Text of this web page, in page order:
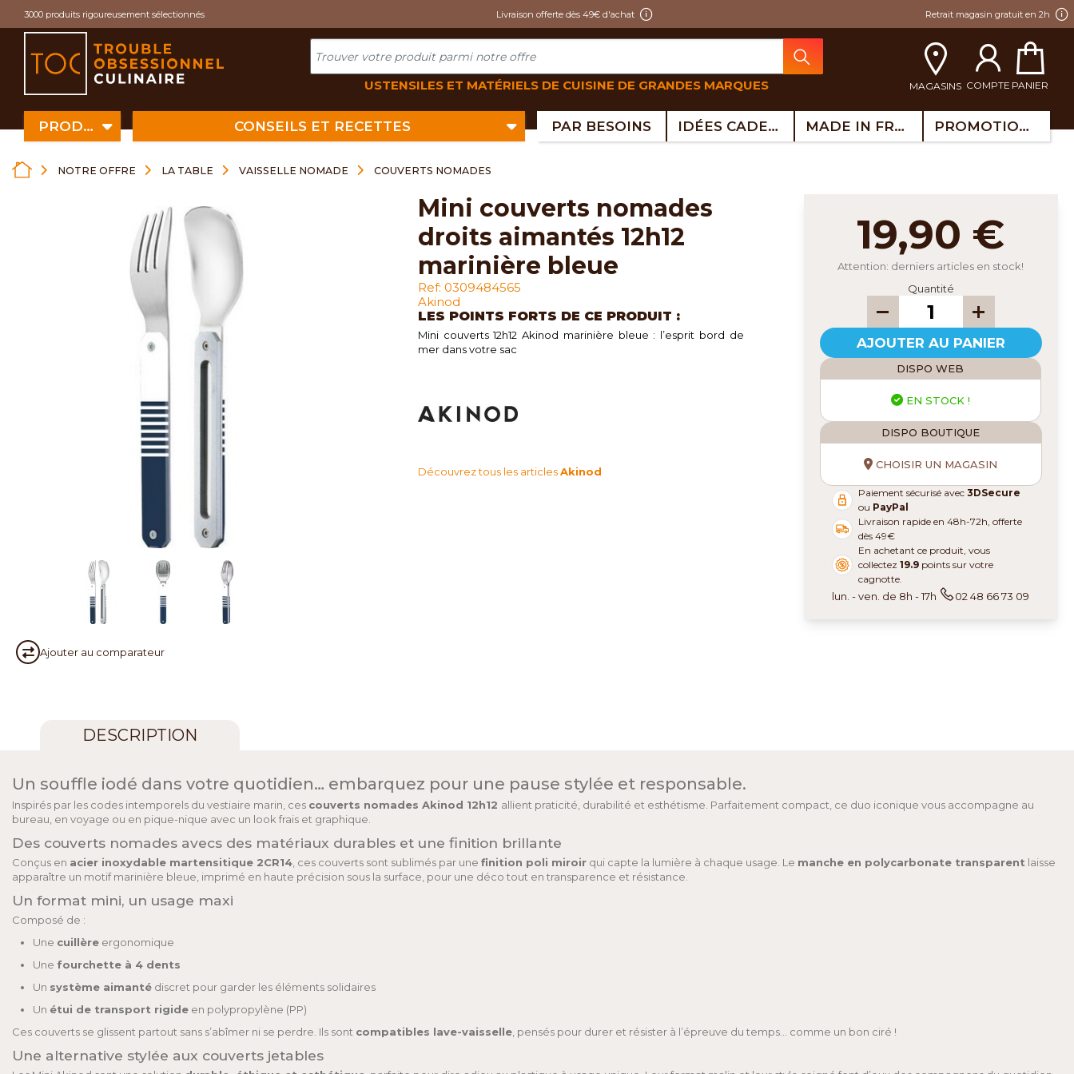
3000 produits rigoureusement sélectionnés Livraison offerte dès 49€ d'achat Retrait magasin gratuit en 2h
USTENSILES ET MATÉRIELS DE CUISINE DE GRANDES MARQUES MAGASINS COMPTE PANIER
PRODUITS CONSEILS ET RECETTES PAR BESOINS IDÉES CADEAUX MADE IN FRANCE PROMOTIONS
NOTRE OFFRE LA TABLE VAISSELLE NOMADE COUVERTS NOMADES
Ajouter au comparateur
mini couverts nomades
droits aimantés 12h12
marinière bleue
Ref: 0309484565
Akinod
LES POINTS FORTS DE CE PRODUIT :
Mini couverts 12h12 Akinod marinière bleue : l’esprit bord de
mer dans votre sac
Découvrez tous les articlesAkinod
19,90 €
Attention: derniers articles en stock!
Quantité
AJOUTER AU PANIER
DISPO WEB
EN STOCK !
DISPO BOUTIQUE
CHOISIR UN MAGASIN
Paiement sécurisé avec3DSecure
ou PayPal
Livraison rapide en 48h-72h, offerte
dès 49€
En achetant ce produit, vous
collectez19.9 points sur votre
cagnotte.
lun. - ven. de 8h - 17h 02 48 66 73 09
DESCRIPTION
Un souffle iodé dans votre quotidien… embarquez pour une pause stylée et responsable.
Inspirés par les codes intemporels du vestiaire marin, ces couverts nomades Akinod 12h12 allient praticité, durabilité et esthétisme. Parfaitement compact, ce duo iconique vous accompagne au
bureau, en voyage ou en pique-nique avec un look frais et graphique.
Des couverts nomades avecs des matériaux durables et une finition brillante
Conçus en acier inoxydable martensitique 2CR14 , ces couverts sont sublimés par une finition poli miroir qui capte la lumière à chaque usage. Le manche en polycarbonate transparent laisse
apparaître un motif marinière bleue, imprimé en haute précision sous la surface, pour une déco tout en transparence et résistance.
Un format mini, un usage maxi
Composé de :
Une cuillère ergonomique
Une fourchette à 4 dents
Un système aimanté discret pour garder les éléments solidaires
Un étui de transport rigide en polypropylène (PP)
Ces couverts se glissent partout sans s’abîmer ni se perdre. Ils sont compatibles lave-vaisselle , pensés pour durer et résister à l’épreuve du temps… comme un bon ciré !
Une alternative stylée aux couverts jetables